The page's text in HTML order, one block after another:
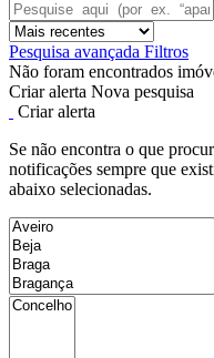
Pesquisa avançada Filtros
Não foram encontrados
Criar alerta Nova pesquisa
Criar alerta
Se não encontra o que
notificações sempre que
abaixo selecionadas.